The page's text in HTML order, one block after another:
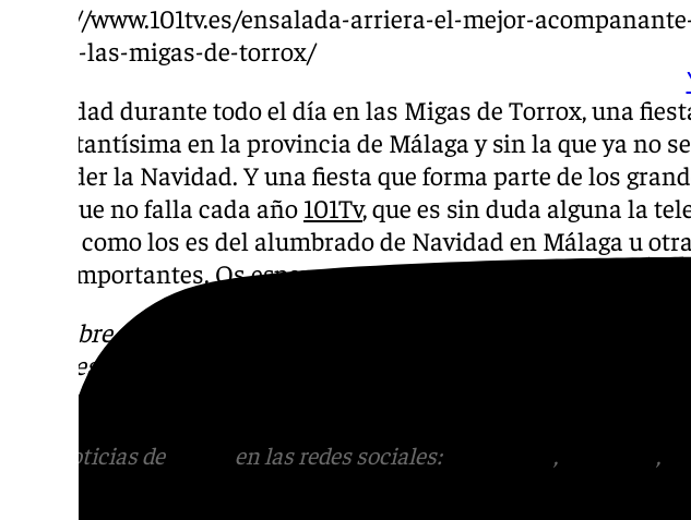
https://www.101tv.es/ensalada-arriera-el-mejor-
dia-de-las-migas-de-torrox/
Actividad durante todo el día en las Migas de Torrox, una
importantísima en la provincia de Málaga y sin la que ya no
entender la Navidad. Y una fiesta que forma parte de los
a los que no falla cada año 101Tv, que es sin duda alguna la
Migas como los es del alumbrado de Navidad en Málaga u
citas importantes. Os esperamos.
Descubre más noticias de 101Tv en las redes
sociales:
con nosotros en el correo
Más noticias de en las redes sociales: , ,